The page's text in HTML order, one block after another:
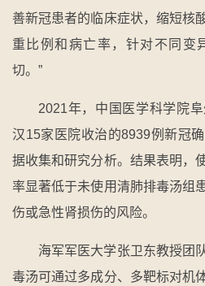
善新冠患者的临床症状，缩短核
重比例和病亡率，针对不同变
切。”
2021年，中国医学科学院
汉15家医院收治的8939例新冠
据收集和研究分析。结果表明，
率显著低于未使用清肺排毒汤组
伤或急性肾损伤的风险。
海军军医大学张卫东教授团
毒汤可通过多成分、多靶标对机